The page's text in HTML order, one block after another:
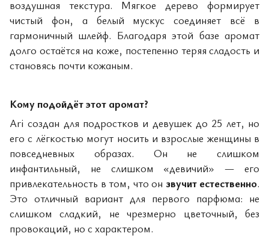
воздушная текстура. Мягкое дерево формирует
чистый фон, а белый мускус соединяет всё в
гармоничный шлейф. Благодаря этой базе аромат
долго остаётся на коже, постепенно теряя сладость и
становясь почти кожаным.
Кому подойдёт этот аромат?
Ari создан для подростков и девушек до 25 лет, но
его с лёгкостью могут носить и взрослые женщины в
повседневных образах. Он не слишком
инфантильный, не слишком «девичий» — его
привлекательность в том, что он звучит естественно.
Это отличный вариант для первого парфюма: не
слишком сладкий, не чрезмерно цветочный, без
провокаций, но с характером.